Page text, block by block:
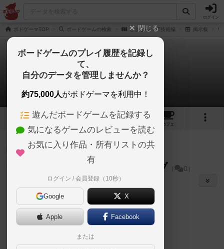
ログイン
ボドゲーマTOP ボードゲームの検索 ときならべ IT技術編 掲示板
ときならべ IT技術編
カードサイズ、スリーブ
1
カフェ
91名
カードサイズ、スリーブ （ 0）
カードサイズは、
55.0 * 91.0
勇者
シェアする
閉じる
ボードゲームのプレイ履歴を記録し
て、
自分のデータを管理しませんか？
約75,000人がボドゲーマを利用中！
遊んだボードゲームを記録する
気になるゲームのレビューを読む
お気に入り作品・所有リストの共
有
ログイン / 会員登録（10秒）
Google X
Apple Facebook
または